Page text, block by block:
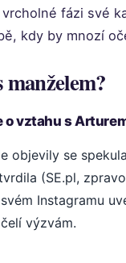
fázi své
kdy by mnozí
manželem?
vztahu s
objevily se
(SE.pl,
Instagramu
výzvám.